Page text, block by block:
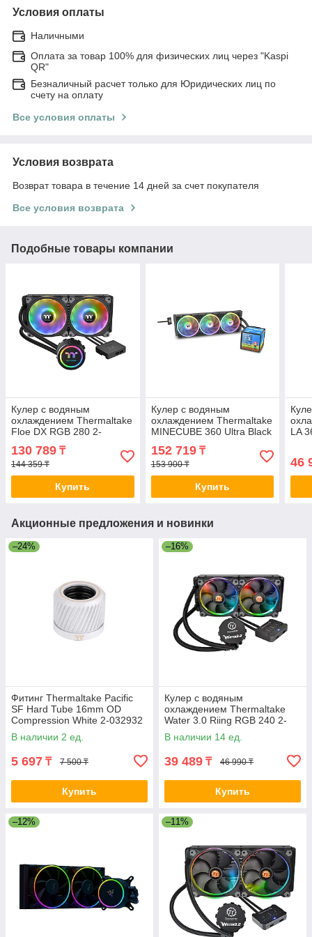
Условия оплаты
Наличными
Оплата за товар 100% для физических лиц через "Kaspi
QR"
Безналичный расчет только для Юридических лиц по
счету на оплату
Все условия оплаты
Условия возврата
Возврат товара в течение 14 дней за счет покупателя
Все условия возврата
Подобные товары компании
Кулер с водяным
охлаждением Thermaltake
Floe DX RGB 280 2-
038324-TOP CL-W257-
PL14SW-A
130 789 ₸
144 359 ₸
Купить
Кулер с водяным
охлаждением Thermaltake
MINECUBE 360 Ultra Black
2-037078 CL-W481-
PL12SW-A
152 719₸
153 900 ₸
Купить
LA
46
Акционные предложения и новинки
–24%
Фитинг Thermaltake Pacific
SF Hard Tube 16mm OD
Compression White 2-032932
CL-W389-CA16WT-A
В наличии 2 ед.
5 697 ₸ 7 500 ₸
Купить
–16%
Кулер с водяным
охлаждением Thermaltake
Water 3.0 Riing RGB 240 2-
018198 CL-W107-PL12SW-A
В наличии 14 ед.
39 489 ₸ 46 990 ₸
Купить
–12% –11%